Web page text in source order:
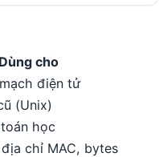
Dùng cho
điện tử
(Unix)
học
địa chỉ MAC, bytes